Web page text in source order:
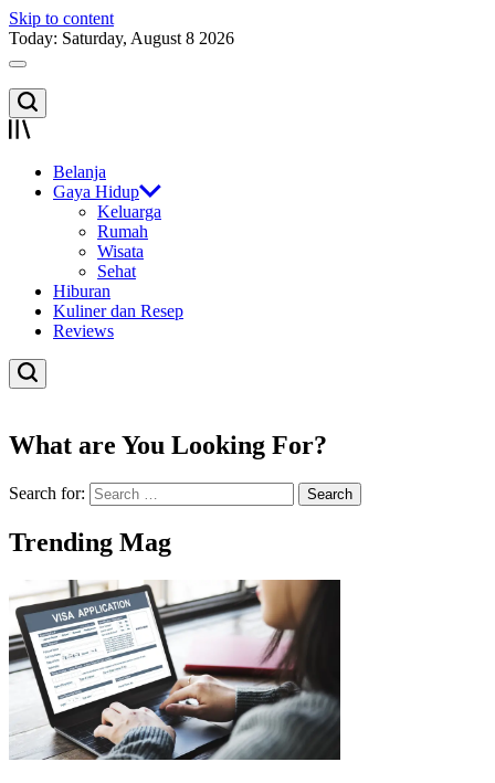
Skip to content
Today: Saturday, August 8 2026
Belanja
Gaya Hidup
Keluarga
Rumah
Wisata
Sehat
Hiburan
Kuliner dan Resep
Reviews
What are You Looking For?
Search for:
Trending Mag